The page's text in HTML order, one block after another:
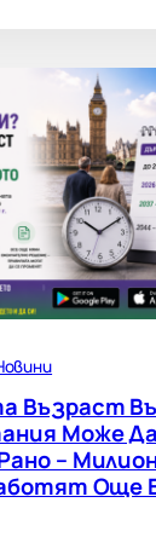
Възраст
Може
–
Още